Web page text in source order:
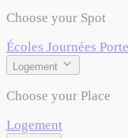
Choose your Spot
Écoles Journées
Logement
Choose your Place
Logement